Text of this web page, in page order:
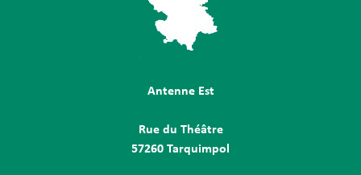
Antenne Est
Rue du Théâtre
57260 Tarquimpol